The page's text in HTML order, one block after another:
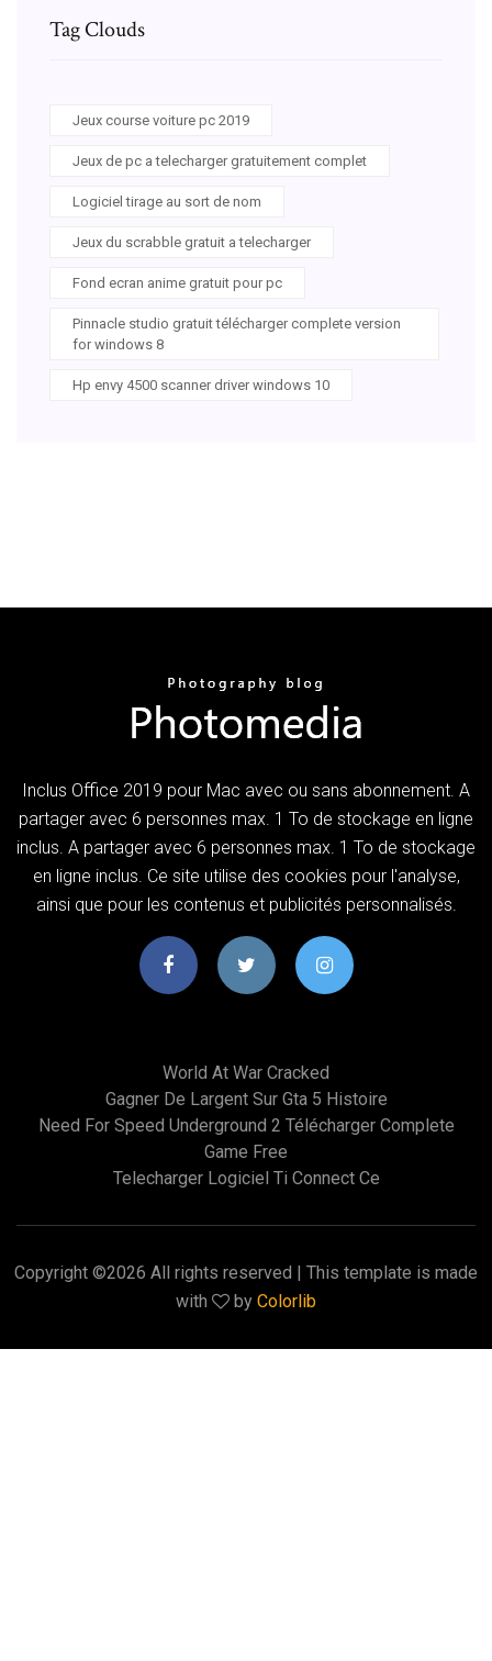
Tag Clouds
Jeux course voiture pc 2019
Jeux de pc a telecharger gratuitement complet
Logiciel tirage au sort de nom
Jeux du scrabble gratuit a telecharger
Fond ecran anime gratuit pour pc
Pinnacle studio gratuit télécharger complete version
for windows 8
Hp envy 4500 scanner driver windows 10
Inclus Office 2019 pour Mac avec ou sans abonnement. A
partager avec 6 personnes max. 1 To de stockage en ligne
inclus. A partager avec 6 personnes max. 1 To de stockage
en ligne inclus. Ce site utilise des cookies pour l'analyse,
ainsi que pour les contenus et publicités personnalisés.
World At War Cracked
Gagner De Largent Sur Gta 5 Histoire
Need For Speed Underground 2 Télécharger Complete
Game Free
Telecharger Logiciel Ti Connect Ce
Copyright ©2026 All rights reserved | This template is made
with
by Colorlib